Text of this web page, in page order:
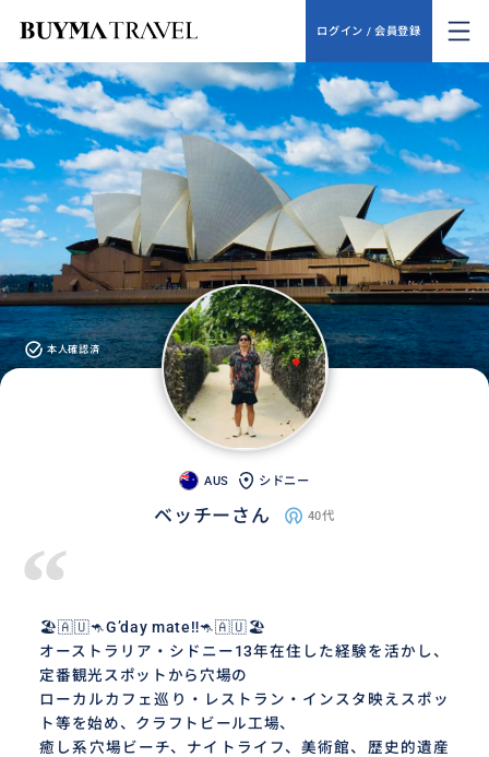
ログイン / 会員登録
本人確認済
AUS シドニー
ベッチーさん 40代
“
🏖🇦🇺🦘G’day mate‼︎🦘🇦🇺🏖
オーストラリア・シドニー13年在住した経験を活かし、
定番観光スポットから穴場の
ローカルカフェ巡り・レストラン・インスタ映えスポッ
ト等を始め、クラフトビール工場、
癒し系穴場ビーチ、ナイトライフ、美術館、歴史的遺産